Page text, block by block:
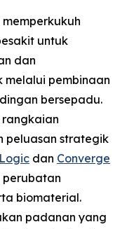
untuk
dan
melalui pembinaan
bersepadu.
rangkaian
peluasan strategik
dan Converge
biomaterial.
padanan yang